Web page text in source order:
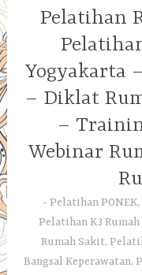
Pelatihan
Yogyakarta
– Diklat
–
Webinar
Pelatihan
Pelatihan K3
Rumah Sakit,
Bangsal Keperawatan,